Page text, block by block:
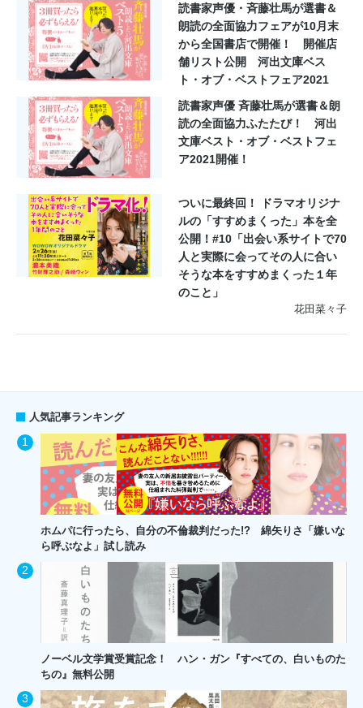
読書家声優・斉藤壮馬が選書＆
朗読の全面協力フェアが10月末
から全国書店で開催！ 開催店
舗リスト公開 河出文庫ベス
ト・オブ・ベストフェア2021
読書家声優 斉藤壮馬が選書＆朗
読の全面協力ふたたび！ 河出
文庫ベスト・オブ・ベストフェ
ア2021開催！
ついに最終回！ ドラマオリジナ
ルの「すすめまくった」本を全
公開！#10「出会い系サイトで70
人と実際に会ってその人に合い
そうな本をすすめまくった１年
のこと」
花田菜々子
人気記事ランキング
ホムパに行ったら、自分の不倫裁判だった!? 綿矢りさ「嫌いな
ら呼ぶなよ」試し読み
ノーベル文学賞受賞記念！ ハン・ガン『すべての、白いものた
ちの』無料公開